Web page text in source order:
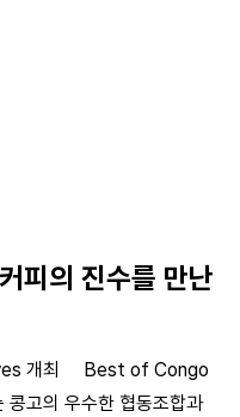
피의 진수를 만난
개최 Best of Congo
고의 우수한 협동조합과